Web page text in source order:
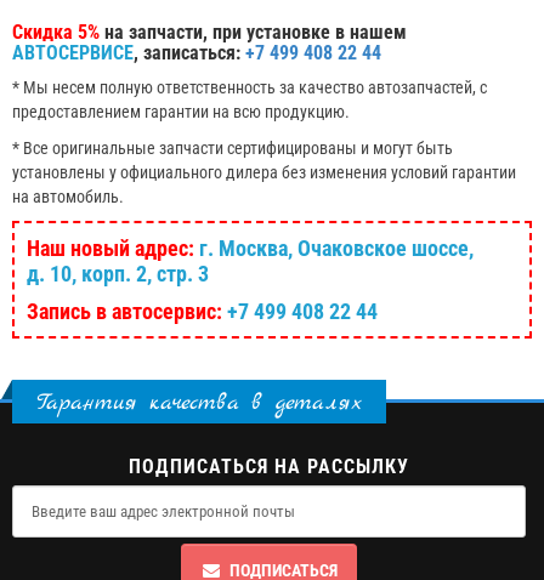
Скидка 5% на запчасти, при установке в нашем
АВТОСЕРВИСЕ, записаться: +7 499 408 22 44
* Мы несем полную ответственность за качество автозапчастей, с
предоставлением гарантии на всю продукцию.
* Все оригинальные запчасти сертифицированы и могут быть
установлены у официального дилера без изменения условий гарантии
на автомобиль.
Наш новый адрес: г. Москва, Очаковское шоссе,
д. 10, корп. 2, стр. 3
Запись в автосервис: +7 499 408 22 44
Гарантия качества в деталях
ПОДПИСАТЬСЯ НА РАССЫЛКУ
ПОДПИСАТЬСЯ